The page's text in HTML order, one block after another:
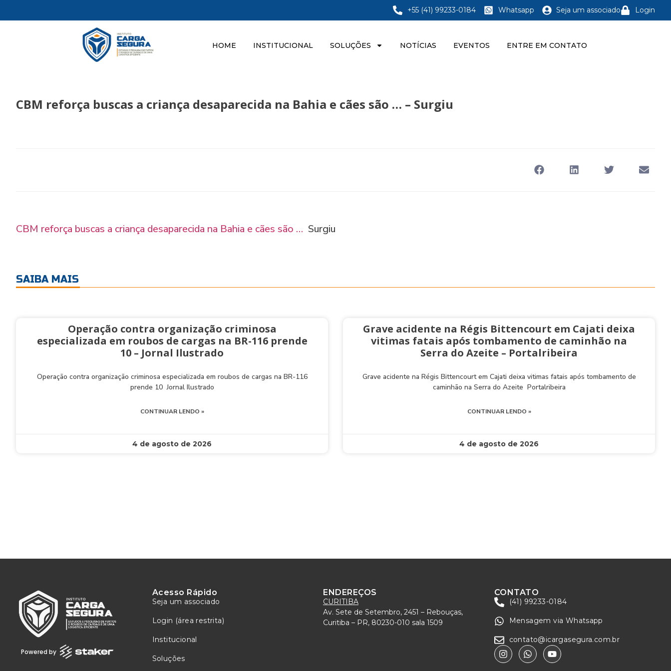
+55 (41) 99233-0184 Whatsapp Seja um associado Login
HOME INSTITUCIONAL SOLUÇÕES NOTÍCIAS EVENTOS ENTRE EM CONTATO
CBM reforça buscas a criança desaparecida na Bahia e cães são … – Surgiu
CBM reforça buscas a criança desaparecida na Bahia e cães são … Surgiu
SAIBA MAIS
Operação contra organização criminosa
especializada em roubos de cargas na BR-116 prende
10 – Jornal Ilustrado
Operação contra organização criminosa especializada em roubos de cargas na BR-116
prende 10 Jornal Ilustrado
CONTINUAR LENDO »
4 de agosto de 2026
Grave acidente na Régis Bittencourt em Cajati deixa
vitimas fatais após tombamento de caminhão na
Serra do Azeite – Portalribeira
Grave acidente na Régis Bittencourt em Cajati deixa vitimas fatais após tombamento de
caminhão na Serra do Azeite Portalribeira
CONTINUAR LENDO »
4 de agosto de 2026
Powered by
Acesso Rápido
Seja um associado
Login (área restrita)
Institucional
Soluções
ENDEREÇOS
CURITIBA
Av. Sete de Setembro, 2451 – Rebouças,
Curitiba – PR, 80230-010 sala 1509
CONTATO
(41) 99233-0184
Mensagem via Whatsapp
contato@icargasegura.com.br